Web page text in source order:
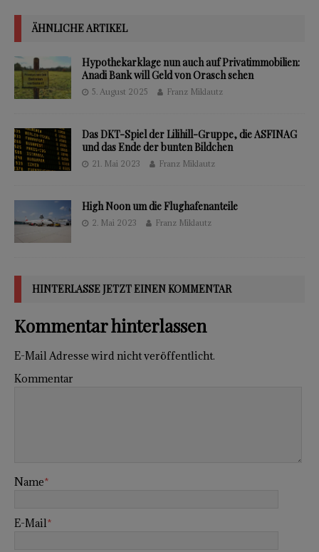
ÄHNLICHE ARTIKEL
Hypothekarklage nun auch auf Privatimmobilien:
Anadi Bank will Geld von Orasch sehen
5. August 2025 Franz Miklautz
Das DKT-Spiel der Lilihill-Gruppe, die ASFINAG
und das Ende der bunten Bildchen
21. Mai 2023 Franz Miklautz
High Noon um die Flughafenanteile
2. Mai 2023 Franz Miklautz
HINTERLASSE JETZT EINEN KOMMENTAR
Kommentar hinterlassen
E-Mail Adresse wird nicht veröffentlicht.
Kommentar
Name*
E-Mail*